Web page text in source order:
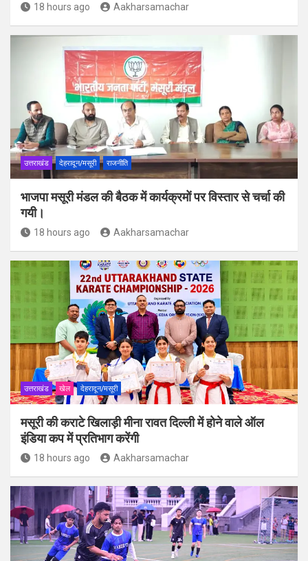
18 hours ago Aakharsamachar
उत्तराखंड देहरादून/मसूरी राजनीति
भाजपा मसूरी मंडल की बैठक में कार्यक्रमों पर विस्तार से चर्चा की
गयी।
18 hours ago Aakharsamachar
उत्तराखंड खेल देहरादून/मसूरी
मसूरी की कराटे खिलाड़ी मीना रावत दिल्ली में होने वाले ऑल
इंडिया कप में प्रतिभाग करेंगी
18 hours ago Aakharsamachar